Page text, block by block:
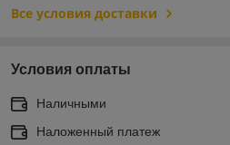
Все условия доставки
Условия оплаты
Наличными
Наложенный платеж